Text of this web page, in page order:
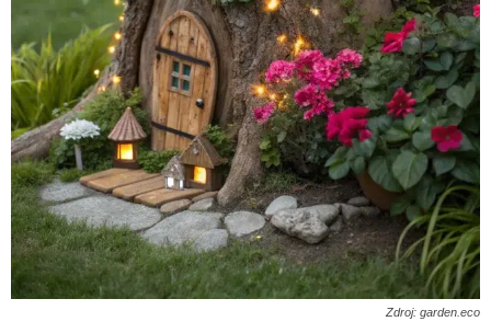
Zdroj: garden.eco